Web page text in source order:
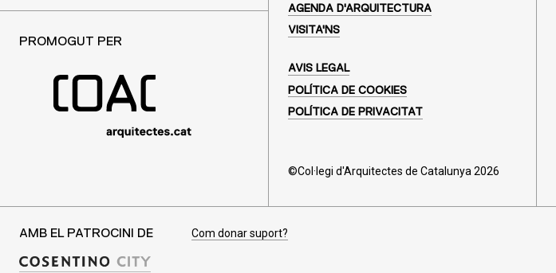
PROMOGUT PER
AGENDA D'ARQUITECTURA
VISITA'NS
AVIS LEGAL
POLÍTICA DE COOKIES
POLÍTICA DE PRIVACITAT
©Col·legi d'Arquitectes de Catalunya 2026
AMB EL PATROCINI DE Com donar suport?